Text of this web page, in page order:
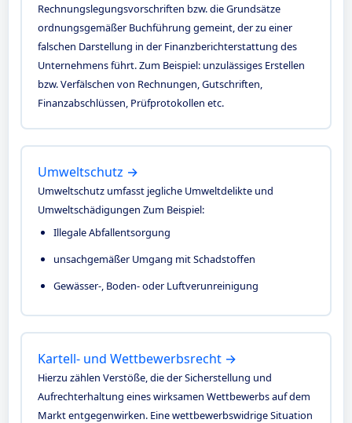
Rechnungslegungsvorschriften bzw. die Grundsätze
ordnungsgemäßer Buchführung gemeint, der zu einer
falschen Darstellung in der Finanzberichterstattung des
Unternehmens führt. Zum Beispiel: unzulässiges Erstellen
bzw. Verfälschen von Rechnungen, Gutschriften,
Finanzabschlüssen, Prüfprotokollen etc.
Umweltschutz →
Umweltschutz umfasst jegliche Umweltdelikte und
Umweltschädigungen Zum Beispiel:
Illegale Abfallentsorgung
unsachgemäßer Umgang mit Schadstoffen
Gewässer-, Boden- oder Luftverunreinigung
Kartell- und Wettbewerbsrecht →
Hierzu zählen Verstöße, die der Sicherstellung und
Aufrechterhaltung eines wirksamen Wettbewerbs auf dem
Markt entgegenwirken. Eine wettbewerbswidrige Situation